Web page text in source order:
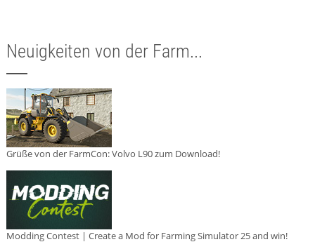
Neuigkeiten von der Farm...
Grüße von der FarmCon: Volvo L90 zum Download!
Modding Contest | Create a Mod for Farming Simulator 25 and win!